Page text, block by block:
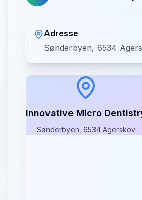
Adresse
Sønderbyen, 6534
Innovative Micro
Sønderbyen, 6534 Agerskov